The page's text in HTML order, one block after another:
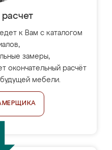
к Вам с каталогом
замеры,
окончательный расчёт
мебели.